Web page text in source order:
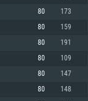
recente
suportado)
de 64bit
80 173
80 159
80 191
80 109
80 147
80 148